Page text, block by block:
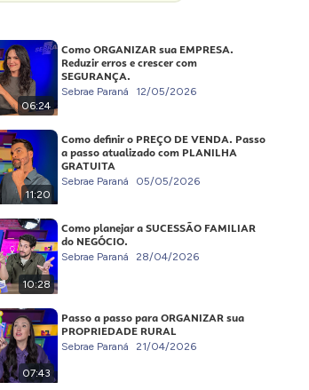
06:24
Como ORGANIZAR sua EMPRESA.
Reduzir erros e crescer com
SEGURANÇA.
Sebrae Paraná 12/05/2026
11:20
Como definir o PREÇO DE VENDA. Passo
a passo atualizado com PLANILHA
GRATUITA
Sebrae Paraná 05/05/2026
10:28
Como planejar a SUCESSÃO FAMILIAR
do NEGÓCIO.
Sebrae Paraná 28/04/2026
07:43
Passo a passo para ORGANIZAR sua
PROPRIEDADE RURAL
Sebrae Paraná 21/04/2026